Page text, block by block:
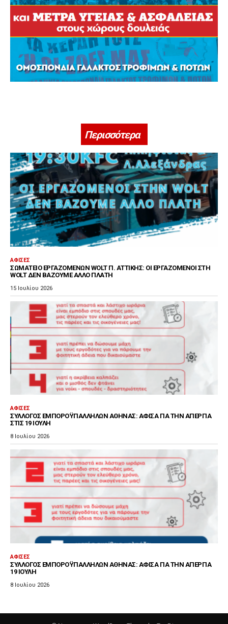
Περισσότερα
ΑΦΊΣΕΣ
ΣΩΜΑΤΕΊΟ ΕΡΓΑΖΟΜΈΝΩΝ WOLT Π. ΑΤΤΙΚΉΣ: ΟΙ ΕΡΓΑΖΌΜΕΝΟΙ ΣΤΗ
WOLT ΔΕΝ ΒΆΖΟΥΜΕ ΆΛΛΟ ΠΛΆΤΗ
15 Ιουλίου 2026
ΑΦΊΣΕΣ
ΣΎΛΛΟΓΟΣ ΕΜΠΟΡΟΫΠΑΛΛΉΛΩΝ ΑΘΉΝΑΣ: ΑΦΊΣΑ ΓΙΑ ΤΗΝ ΑΠΕΡΓΊΑ
ΣΤΙΣ 19 ΙΟΎΛΗ
8 Ιουλίου 2026
ΑΦΊΣΕΣ
ΣΎΛΛΟΓΟΣ ΕΜΠΟΡΟΫΠΑΛΛΉΛΩΝ ΑΘΉΝΑΣ: ΑΦΊΣΑ ΓΙΑ ΤΗΝ ΑΠΕΡΓΊΑ
19 ΙΟΎΛΗ
8 Ιουλίου 2026